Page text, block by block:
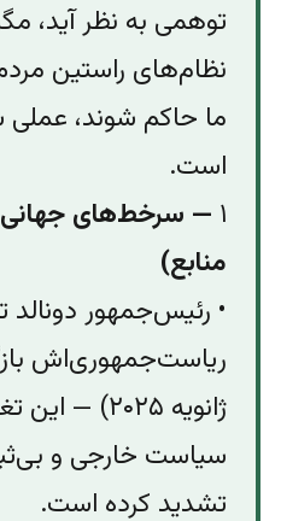
توهمی به نظر آید،
نظام‌های راستین
ما حاکم شوند،
است.
۱ — سرخط‌های جهانی
منابع)
• رئیس‌جمهور
ژانویه
سیاست خارجی و
تشدید کرده است.